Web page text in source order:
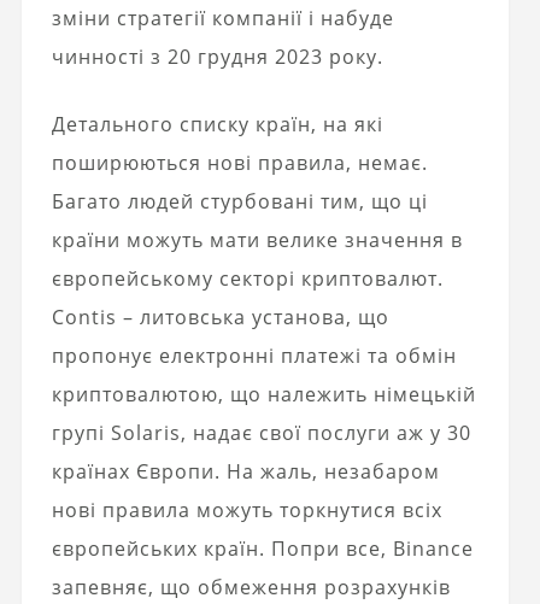
зміни стратегії компанії і набуде
чинності з 20 грудня 2023 року.
Детального списку країн, на які
поширюються нові правила, немає.
Багато людей стурбовані тим, що ці
країни можуть мати велике значення в
європейському секторі криптовалют.
Contis – литовська установа, що
пропонує електронні платежі та обмін
криптовалютою, що належить німецькій
групі Solaris, надає свої послуги аж у 30
країнах Європи. На жаль, незабаром
нові правила можуть торкнутися всіх
європейських країн. Попри все, Binance
запевняє, що обмеження розрахунків